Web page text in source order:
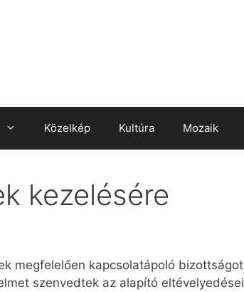
Közelkép Kultúra Mozaik
kezelésére
megfelelően kapcsolatápoló bizottságot
szenvedtek az alapító eltévelyedései